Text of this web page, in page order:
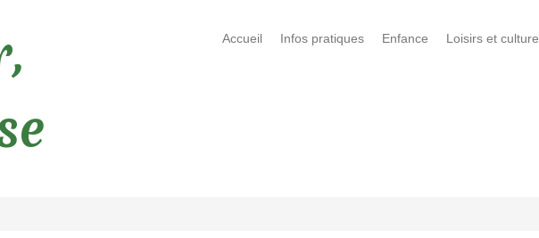
Accueil Infos pratiques Enfance Loisirs et culture